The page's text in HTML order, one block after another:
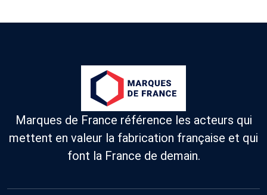
Marques de France référence les acteurs qui
mettent en valeur la fabrication française et qui
font la France de demain.